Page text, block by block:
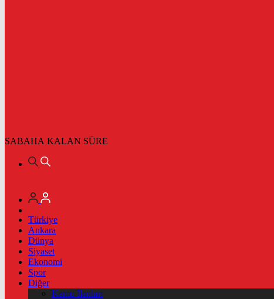
SABAHA KALAN SÜRE
Türkiye
Ankara
Dünya
Siyaset
Ekonomi
Spor
Diğer
Kamu İlanları